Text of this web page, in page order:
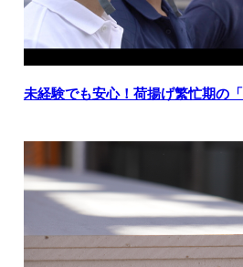
未経験でも安心！荷揚げ繁忙期の「